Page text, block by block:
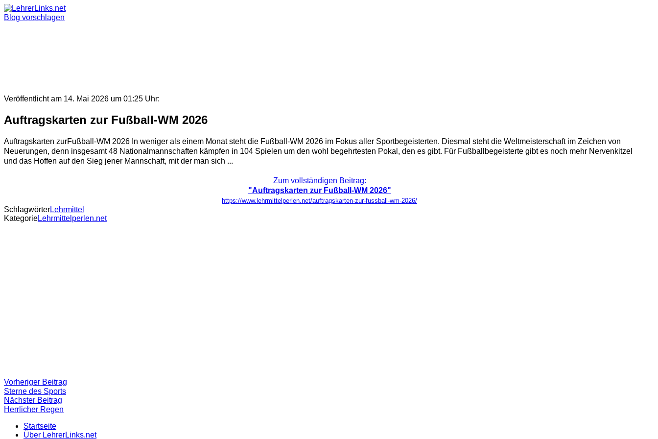
Skip
to
Blog vorschlagen
Veröffentlicht am 14. Mai 2026 um 01:25 Uhr:
Auftragskarten zur Fußball-WM 2026
Auftragskarten zurFußball-WM 2026 In weniger als einem Monat steht die Fußball-WM 2026 im Fokus aller Sportbegeisterten. Diesmal steht die Weltmeisterschaft im Zeichen von
Neuerungen, denn insgesamt 48 Nationalmannschaften kämpfen in 104 Spielen um den wohl begehrtesten Pokal, den es gibt. Für Fußballbegeisterte gibt es noch mehr Nervenkitzel
und das Hoffen auf den Sieg jener Mannschaft, mit der man sich ...
Zum vollständigen Beitrag:
"Auftragskarten zur Fußball-WM 2026"
https://www.lehrmittelperlen.net/auftragskarten-zur-fussball-wm-2026/
SchlagwörterLehrmittel
KategorieLehrmittelperlen.net
Beitragsnavigation
Vorheriger Beitrag
Sterne des Sports
Nächster Beitrag
Beitrag
Herrlicher Regen
Startseite
Über LehrerLinks.net